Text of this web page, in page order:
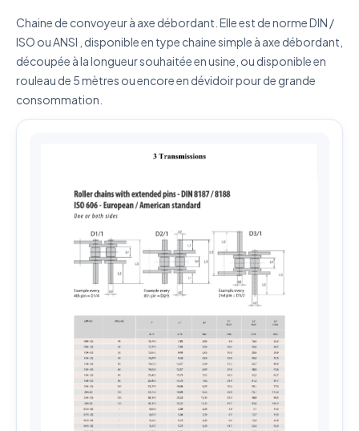
Chaine de convoyeur à axe débordant. Elle est de norme DIN /
ISO ou ANSI , disponible en type chaine simple à axe débordant,
découpée à la longueur souhaitée en usine, ou disponible en
rouleau de 5 mètres ou encore en dévidoir pour de grande
consommation.
ma demande.Politique de confidentialité
Envoyer ma demande de devis
Vos données sont protégées et ne seront jamais